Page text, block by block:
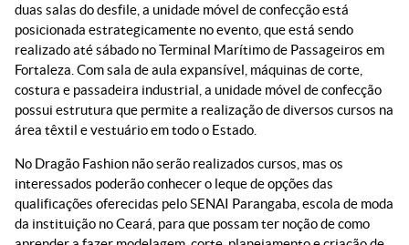
duas salas do desfile, a unidade móvel de confecção está
posicionada estrategicamente no evento, que está sendo
realizado até sábado no Terminal Marítimo de Passageiros em
Fortaleza. Com sala de aula expansível, máquinas de corte,
costura e passadeira industrial, a unidade móvel de confecção
possui estrutura que permite a realização de diversos cursos na
área têxtil e vestuário em todo o Estado.
No Dragão Fashion não serão realizados cursos, mas os
interessados poderão conhecer o leque de opções das
qualificações oferecidas pelo SENAI Parangaba, escola de moda
da instituição no Ceará, para que possam ter noção de como